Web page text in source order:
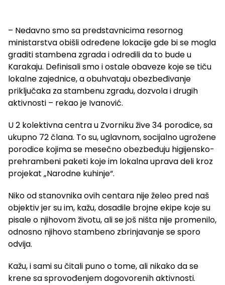
– Nedavno smo sa predstavnicima resornog
ministarstva obišli određene lokacije gde bi se mogla
graditi stambena zgrada i odredili da to bude u
Karakaju. Definisali smo i ostale obaveze koje se tiču
lokalne zajednice, a obuhvataju obezbeđivanje
priključaka za stambenu zgradu, dozvola i drugih
aktivnosti – rekao je Ivanović.
U 2 kolektivna centra u Zvorniku žive 34 porodice, sa
ukupno 72 člana. To su, uglavnom, socijalno ugrožene
porodice kojima se mesečno obezbeđuju higijensko-
prehrambeni paketi koje im lokalna uprava deli kroz
projekat „Narodne kuhinje“.
Niko od stanovnika ovih centara nije želeo pred naš
objektiv jer su im, kažu, dosadile brojne ekipe koje su
pisale o njihovom životu, ali se još ništa nije promenilo,
odnosno njihovo stambeno zbrinjavanje se sporo
odvija.
Kažu, i sami su čitali puno o tome, ali nikako da se
krene sa sprovođenjem dogovorenih aktivnosti.